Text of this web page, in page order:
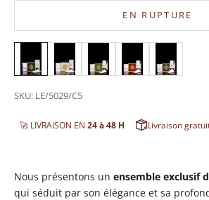
EN RUPTURE
SKU: LE/5029/C5
🚀 LIVRAISON EN 24 à 48 H Livraison
Nous présentons un ensemble exclusif
qui séduit par son élégance et sa